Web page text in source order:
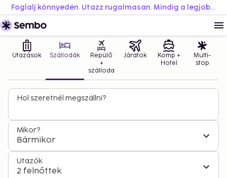
Foglalj könnyedén. Utazz rugalmasan. Mindig a legjobb áron.
Utazások Szállodák
Repülő
+
szálloda
Járatok
Komp +
Hotel
Multi-
stop
Hol szeretnél megszállni?
Mikor?
Bármikor
Utazók
2 felnőttek